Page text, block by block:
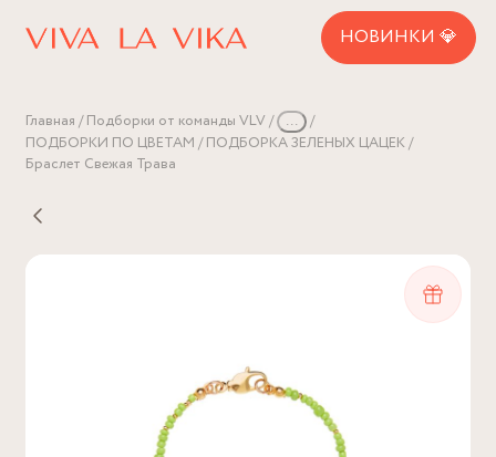
НОВИНКИ 💎
Главная Подборки от команды VLV
...
ПОДБОРКИ ПО ЦВЕТАМ
ПОДБОРКА ЗЕЛЕНЫХ ЦАЦЕК
Браслет Свежая Трава